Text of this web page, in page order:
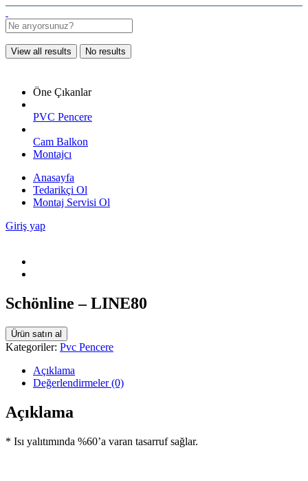
View all results No results
Öne Çıkanlar
PVC Pencere
Cam Balkon
Montajcı
Anasayfa
Tedarikçi Ol
Montaj Servisi Ol
Giriş yap
Schönline – LINE80
Ürün satın al
Kategoriler: Pvc Pencere
Açıklama
Değerlendirmeler (0)
Açıklama
* Isı yalıtımında %60’a varan tasarruf sağlar.